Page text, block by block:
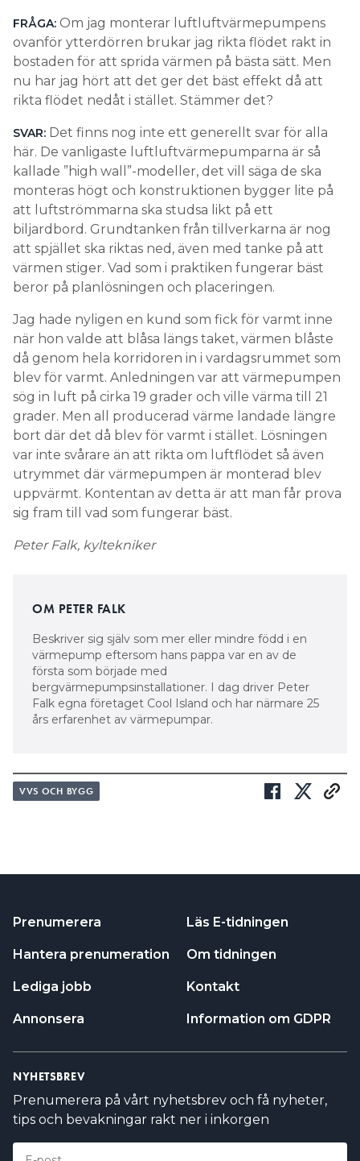
FRÅGA: Om jag monterar luftluftvärmepumpens
ovanför ytterdörren brukar jag rikta flödet rakt in
bostaden för att sprida värmen på bästa sätt. Men
nu har jag hört att det ger det bäst effekt då att
rikta flödet nedåt i stället. Stämmer det?
SVAR: Det finns nog inte ett generellt svar för alla
här. De vanligaste luftluftvärmepumparna är så
kallade ”high wall”-modeller, det vill säga de ska
monteras högt och konstruktionen bygger lite på
att luftströmmarna ska studsa likt på ett
biljardbord. Grundtanken från tillverkarna är nog
att spjället ska riktas ned, även med tanke på att
värmen stiger. Vad som i praktiken fungerar bäst
beror på planlösningen och placeringen.
Jag hade nyligen en kund som fick för varmt inne
när hon valde att blåsa längs taket, värmen blåste
då genom hela korridoren in i vardagsrummet som
blev för varmt. Anledningen var att värmepumpen
sög in luft på cirka 19 grader och ville värma till 21
grader. Men all producerad värme landade längre
bort där det då blev för varmt i stället. Lösningen
var inte svårare än att rikta om luftflödet så även
utrymmet där värmepumpen är monterad blev
uppvärmt. Kontentan av detta är att man får prova
sig fram till vad som fungerar bäst.
Peter Falk, kyltekniker
OM PETER FALK
Beskriver sig själv som mer eller mindre född i en
värmepump eftersom hans pappa var en av de
första som började med
bergvärmepumpsinstallationer. I dag driver Peter
Falk egna företaget Cool Island och har närmare 25
års erfarenhet av värmepumpar.
VVS OCH BYGG
Prenumerera
Hantera prenumeration
Lediga jobb
Annonsera
Läs E-tidningen
Om tidningen
Kontakt
Information om GDPR
NYHETSBREV
Prenumerera på vårt nyhetsbrev och få nyheter,
tips och bevakningar rakt ner i inkorgen